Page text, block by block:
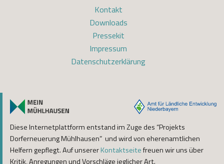
Kontakt
Downloads
Pressekit
Impressum
Datenschutzerklärung
Diese Internetplattform entstand im Zuge des “Projekts
Dorferneuerung Mühlhausen” und wird von eherenamtlichen
Helfern gepflegt. Auf unsererKontaktseitefreuen wir uns über
Kritik, Anregungen und Vorschläge jeglicher Art.